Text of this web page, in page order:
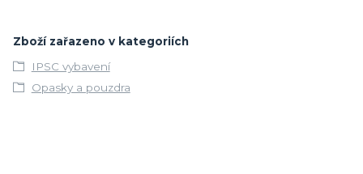
Zboží zařazeno v kategoriích
IPSC vybavení
Opasky a pouzdra